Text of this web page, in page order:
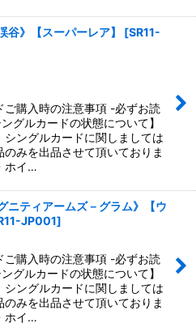
谷》【スーパーレア】 [SR11-
ご購入時の注意事項 -必ずお読
グルカードの状態について】
シングルカードに関しましては
のみを出品させて頂いておりま
ホイ…
ニティアームズ－グラム》【ウ
JP001]
ご購入時の注意事項 -必ずお読
グルカードの状態について】
シングルカードに関しましては
のみを出品させて頂いておりま
ホイ…